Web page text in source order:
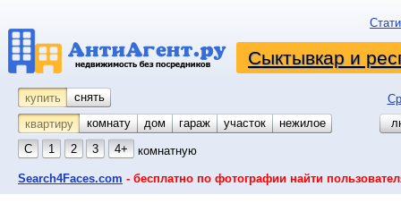
Сыктывкар и
купить снять
квартиру
комнату койко-место
дом гараж участок
нежилое
С
1 2 3 4+ комнатную
Search4Faces.com - бесплатно по фотографии найти